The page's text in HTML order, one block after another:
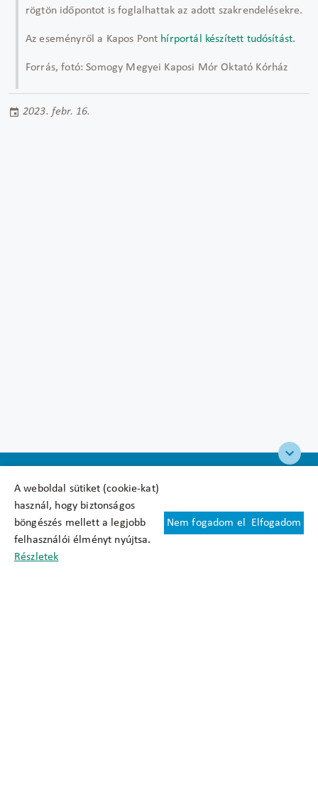
A weboldal sütiket (cookie-kat)
használ, hogy biztonságos
böngészés mellett a legjobb
felhasználói élményt nyújtsa.
Részletek
Nem fogadom el Elfogadom
rögtön időpontot is foglalhattak az adott szakrendelésekre.
Az eseményről a Kapos Pont hírportál készített tudósítást.
Forrás, fotó: Somogy Megyei Kaposi Mór Oktató Kórház
2023. febr. 16.
Felhasználási feltételek